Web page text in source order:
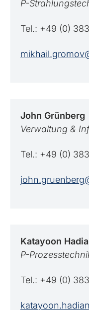
P-
Tel.: +49 (0)
John Grünberg
Verwaltung &
Tel.: +49 (0)
Katayoon
P-
Tel.: +49 (0)